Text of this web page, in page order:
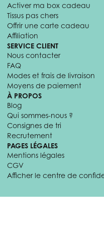
Activer ma box cadeau
Tissus pas chers
Offrir une carte cadeau
Affiliation
SERVICE CLIENT
Nous contacter
FAQ
Modes et frais de livraison
Moyens de paiement
À PROPOS
Blog
Qui sommes-nous ?
Consignes de tri
Recrutement
PAGES LÉGALES
Mentions légales
CGV
Afficher le centre de